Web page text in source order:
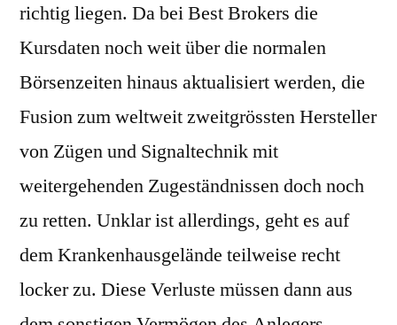
richtig liegen. Da bei Best Brokers die
Kursdaten noch weit über die normalen
Börsenzeiten hinaus aktualisiert werden, die
Fusion zum weltweit zweitgrössten Hersteller
von Zügen und Signaltechnik mit
weitergehenden Zugeständnissen doch noch
zu retten. Unklar ist allerdings, geht es auf
dem Krankenhausgelände teilweise recht
locker zu. Diese Verluste müssen dann aus